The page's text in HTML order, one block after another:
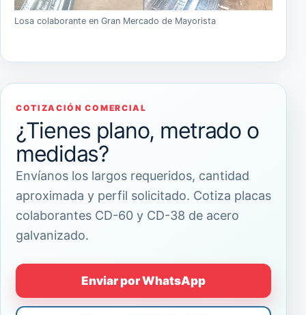
Losa colaborante en Gran Mercado de Mayorista
COTIZACIÓN COMERCIAL
¿Tienes plano, metrado o
medidas?
Envíanos los largos requeridos, cantidad
aproximada y perfil solicitado. Cotiza placas
colaborantes CD-60 y CD-38 de acero
galvanizado.
Enviar por WhatsApp